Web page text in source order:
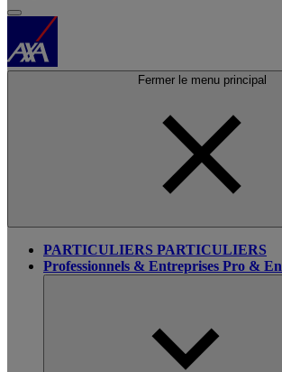
Fermer le menu principal
PARTICULIERS PARTICULIERS
Professionnels & Entreprises Pro &